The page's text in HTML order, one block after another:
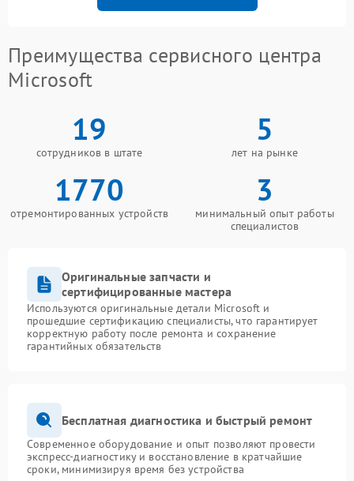
Преимущества сервисного центра
Microsoft
19
сотрудников в штате
5
лет на рынке
1770
отремонтированных устройств
3
минимальный опыт работы
специалистов
Оригинальные запчасти и
сертифицированные мастера
Используются оригинальные детали Microsoft и
прошедшие сертификацию специалисты, что гарантирует
корректную работу после ремонта и сохранение
гарантийных обязательств
Бесплатная диагностика и быстрый ремонт
Современное оборудование и опыт позволяют провести
экспресс-диагностику и восстановление в кратчайшие
сроки, минимизируя время без устройства